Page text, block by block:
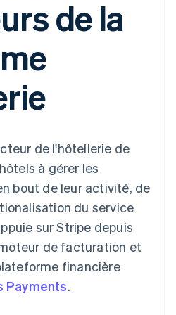
Pipeline
données
d'IA
à but
aux
une
à l'usage
cartes
adossées à
gérer des
avec des
de code
développeurs
route
: conférence
de
notre équipe
partenaire
de la
de l'hôtellerie de
à gérer les
bout de leur activité, de
du service
sur Stripe depuis
de facturation et
financière
Payments.